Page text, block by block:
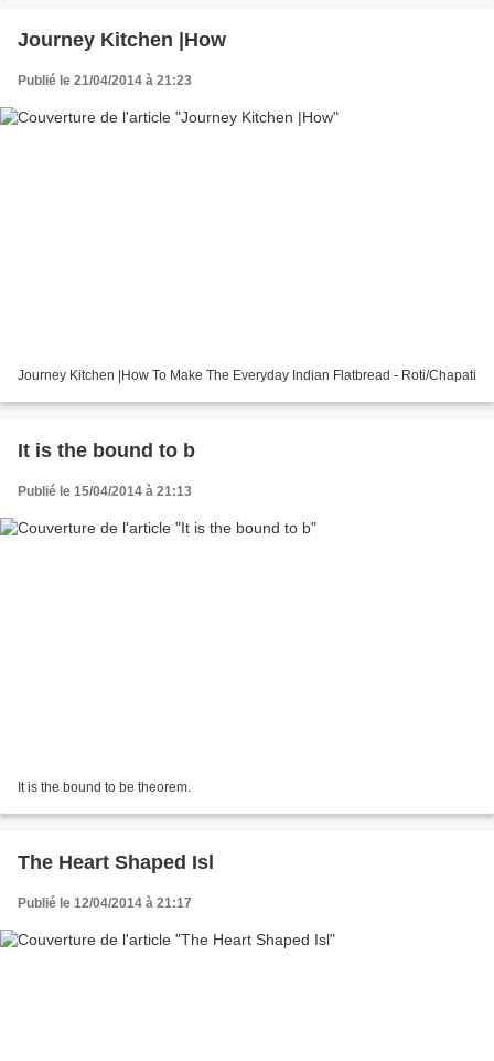
Journey Kitchen |How
Publié le 21/04/2014 à 21:23
Journey Kitchen |How To Make The Everyday Indian Flatbread - Roti/Chapati
It is the bound to b
Publié le 15/04/2014 à 21:13
It is the bound to be theorem.
The Heart Shaped Isl
Publié le 12/04/2014 à 21:17